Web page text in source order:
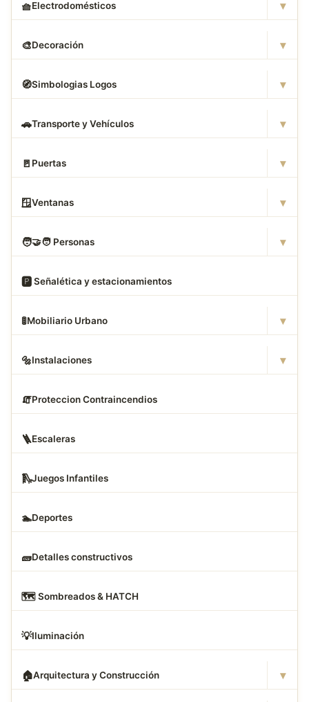
🧺Electrodomésticos ▾
🎨Decoración ▾
🧭Simbologias Logos ▾
🚗Transporte y Vehículos ▾
🚪 Puertas ▾
🪟Ventanas ▾
🧑‍🤝‍🧑 Personas ▾
🅿️ Señalética y estacionamientos
🚦Mobiliario Urbano ▾
🔩Instalaciones ▾
🧯Proteccion Contraincendios
🪜Escaleras
🛝Juegos Infantiles
🏊Deportes
🧱Detalles constructivos
🗺️ Sombreados & HATCH
💡Iluminación
🏠Arquitectura y Construcción ▾